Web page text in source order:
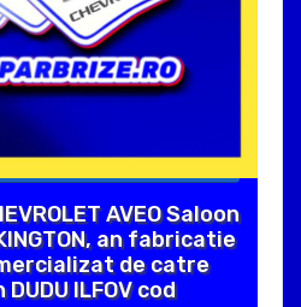
AVEO Saloon
an fabricatie
de catre
ILFOV cod